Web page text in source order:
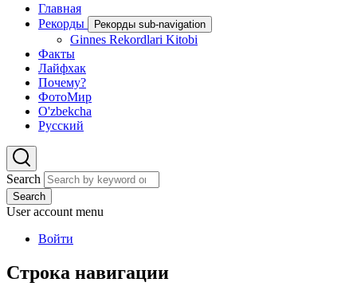
Главная
Рекорды
Рекорды sub-navigation
Ginnes Rekordlari Kitobi
Факты
Лайфхак
Почему?
ФотоМир
O'zbekcha
Русский
Search
Search
User account menu
Войти
Строка навигации